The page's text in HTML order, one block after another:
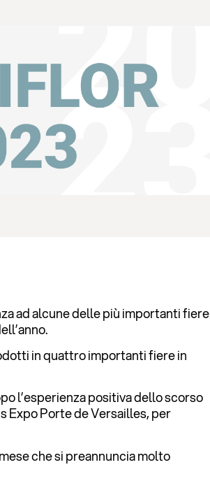
ad alcune delle più importanti fiere
in quattro importanti fiere in
l’esperienza positiva dello scorso
Expo Porte de Versailles, per
che si preannuncia molto